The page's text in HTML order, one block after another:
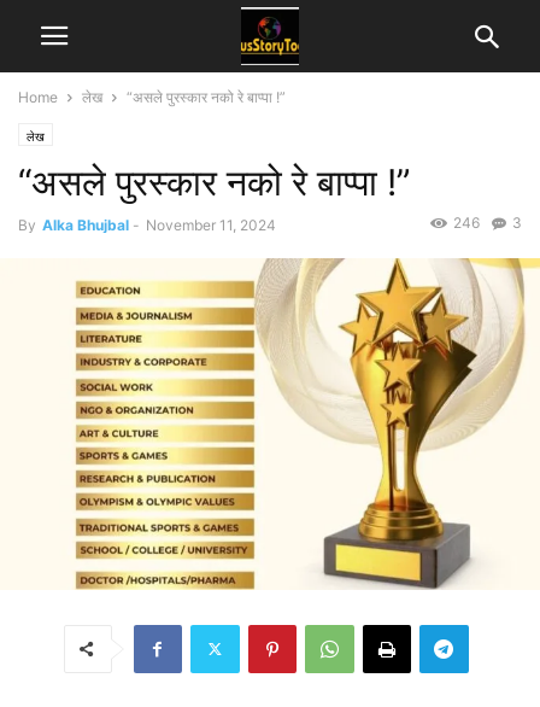
Home लेख “असले पुरस्कार नको रे बाप्पा !”
लेख
“असले पुरस्कार नको रे बाप्पा !”
By Alka Bhujbal - November 11, 2024 3
246